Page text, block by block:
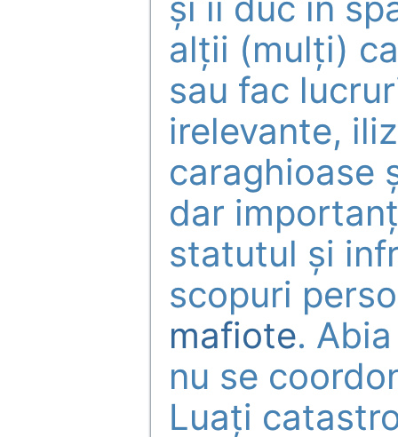
alții (mulți)
sau fac
irelevante,
caraghioase
dar
statutul și
scopuri
mafiote.
nu se
Luați